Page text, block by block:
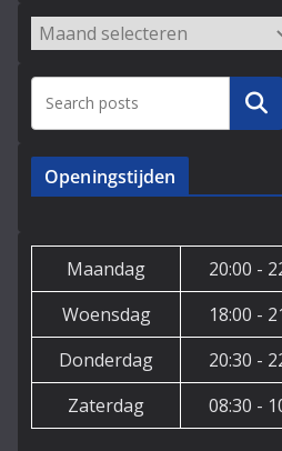
Archieven
Zoeken
Openingstijden
Maandag 20:00 -
Woensdag
18:00 -
Donderdag
20:30 -
Zaterdag
08:30 -